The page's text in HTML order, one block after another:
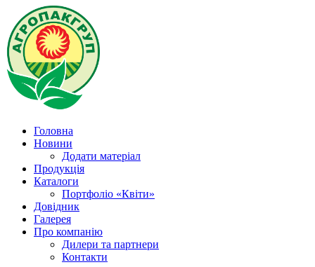
Головна
Новини
Додати матеріал
Продукція
Каталоги
Портфоліо «Квіти»
Довідник
Галерея
Про компанію
Дилери та партнери
Контакти